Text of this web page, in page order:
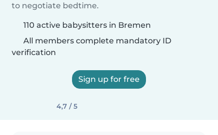
to negotiate bedtime.
110 active babysitters in Bremen
All members complete mandatory ID
verification
Sign up for free
4,7 / 5